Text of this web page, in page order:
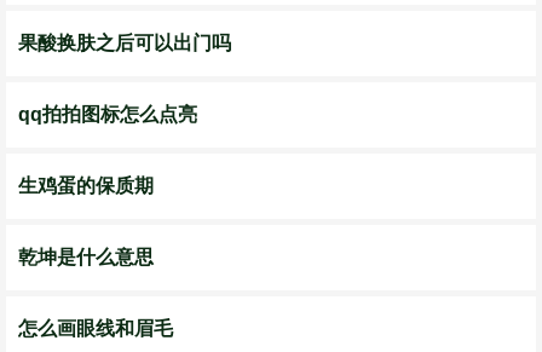
果酸换肤之后可以出门吗
qq拍拍图标怎么点亮
生鸡蛋的保质期
乾坤是什么意思
怎么画眼线和眉毛